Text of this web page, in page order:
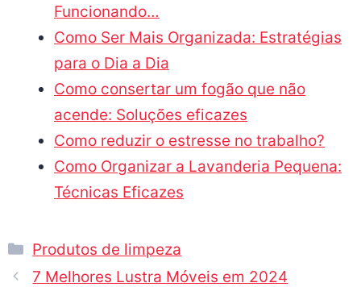
Funcionando…
Como Ser Mais Organizada: Estratégias
para o Dia a Dia
Como consertar um fogão que não
acende: Soluções eficazes
Como reduzir o estresse no trabalho?
Como Organizar a Lavanderia Pequena:
Técnicas Eficazes
Produtos de limpeza
7 Melhores Lustra Móveis em 2024